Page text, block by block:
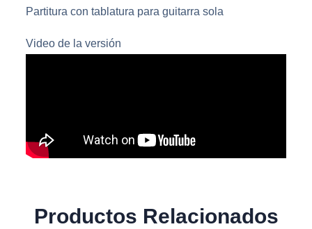
Partitura con tablatura para guitarra sola
Video de la versión
Productos Relacionados